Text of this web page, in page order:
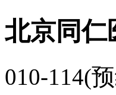
北京同仁
010-114(